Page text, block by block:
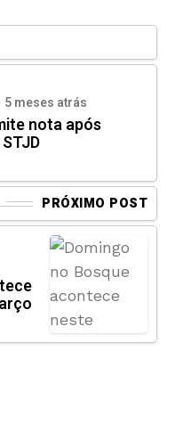
5 meses atrás
nota após
PRÓXIMO POST